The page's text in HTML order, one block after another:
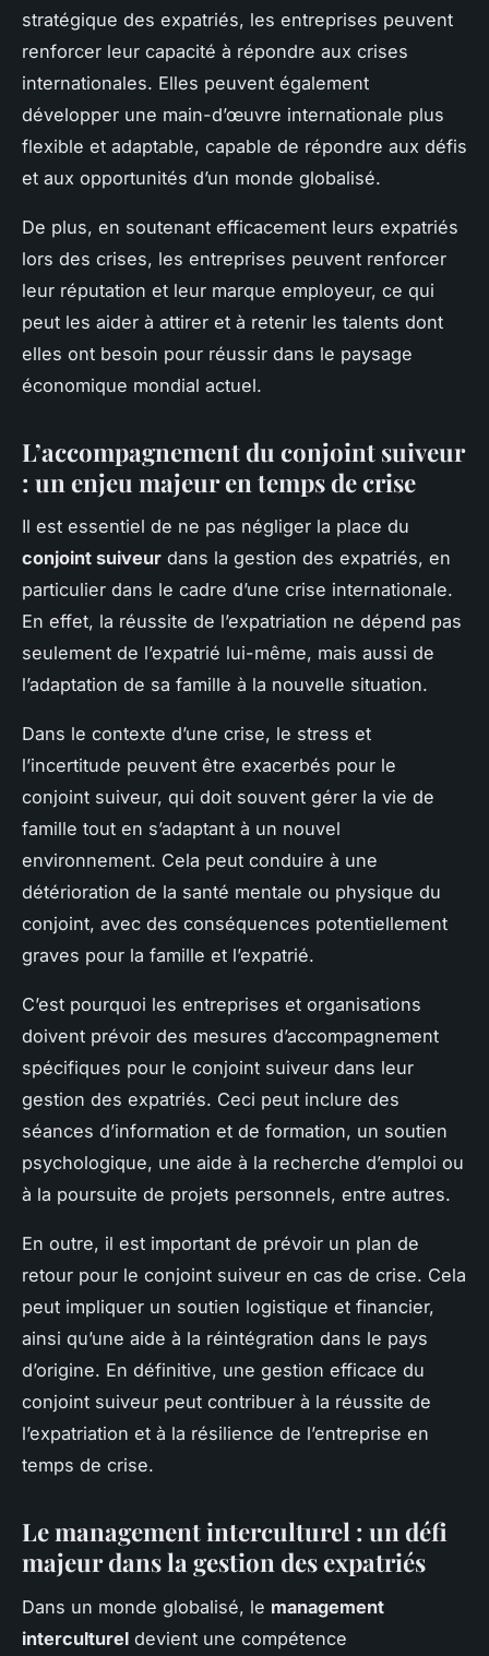
stratégique des expatriés, les entreprises peuvent
renforcer leur capacité à répondre aux crises
internationales. Elles peuvent également
développer une main-d’œuvre internationale plus
flexible et adaptable, capable de répondre aux défis
et aux opportunités d’un monde globalisé.
De plus, en soutenant efficacement leurs expatriés
lors des crises, les entreprises peuvent renforcer
leur réputation et leur marque employeur, ce qui
peut les aider à attirer et à retenir les talents dont
elles ont besoin pour réussir dans le paysage
économique mondial actuel.
L’accompagnement du conjoint suiveur
: un enjeu majeur en temps de crise
Il est essentiel de ne pas négliger la place du
conjoint suiveur dans la gestion des expatriés, en
particulier dans le cadre d’une crise internationale.
En effet, la réussite de l’expatriation ne dépend pas
seulement de l’expatrié lui-même, mais aussi de
l’adaptation de sa famille à la nouvelle situation.
Dans le contexte d’une crise, le stress et
l’incertitude peuvent être exacerbés pour le
conjoint suiveur, qui doit souvent gérer la vie de
famille tout en s’adaptant à un nouvel
environnement. Cela peut conduire à une
détérioration de la santé mentale ou physique du
conjoint, avec des conséquences potentiellement
graves pour la famille et l’expatrié.
C’est pourquoi les entreprises et organisations
doivent prévoir des mesures d’accompagnement
spécifiques pour le conjoint suiveur dans leur
gestion des expatriés. Ceci peut inclure des
séances d’information et de formation, un soutien
psychologique, une aide à la recherche d’emploi ou
à la poursuite de projets personnels, entre autres.
En outre, il est important de prévoir un plan de
retour pour le conjoint suiveur en cas de crise. Cela
peut impliquer un soutien logistique et financier,
ainsi qu’une aide à la réintégration dans le pays
d’origine. En définitive, une gestion efficace du
conjoint suiveur peut contribuer à la réussite de
l’expatriation et à la résilience de l’entreprise en
temps de crise.
Le management interculturel : un défi
majeur dans la gestion des expatriés
Dans un monde globalisé, le management
interculturel devient une compétence